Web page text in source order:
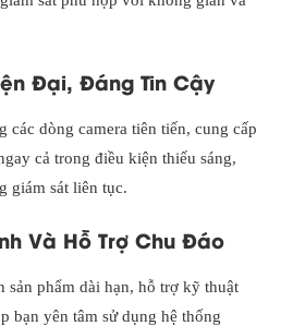
Đại, Đáng Tin Cậy
các dòng camera tiên tiến, cung cấp
cả trong điều kiện thiếu sáng,
giám sát liên tục.
Và Hỗ Trợ Chu Đáo
sản phẩm dài hạn, hỗ trợ kỹ thuật
bạn yên tâm sử dụng hệ thống